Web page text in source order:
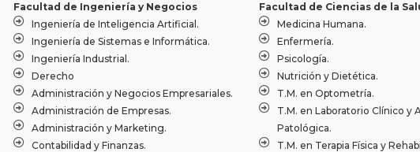
k
-
f
a
m
Facultad de Ingeniería y Negocios
Ingeniería de Inteligencia Artificial.
Ingeniería de Sistemas e Informática.
Ingeniería Industrial.
Derecho
Administración y Negocios Empresariales.
Administración de Empresas.
Administración y Marketing.
Contabilidad y Finanzas.
Facultad de Ciencias de la
Medicina Humana.
Enfermería.
Psicología.
Nutrición y Dietética.
T.M. en Optometría.
T.M. en Laboratorio Clínico y
Patológica.
T.M. en Terapia Física y